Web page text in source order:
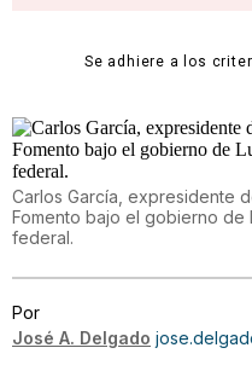
Se adhiere a los
Carlos García, expresidente
Fomento bajo el gobierno de
federal.
Por
José A. Delgado